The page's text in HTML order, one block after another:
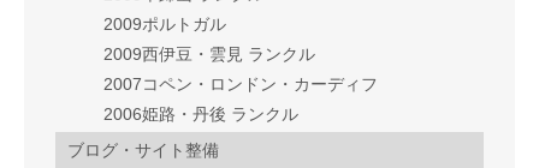
2009ポルトガル
2009西伊豆・雲見 ランクル
2007コペン・ロンドン・カーディフ
2006姫路・丹後 ランクル
ブログ・サイト整備